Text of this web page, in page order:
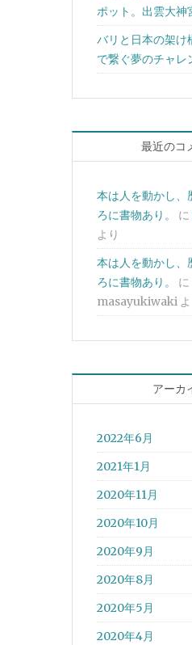
ポット。出雲大神
バリと日本の架け
で繋ぐ夢のチャレ
最近のコ
本は人を動かし、
ろに書物あり。
に
より
本は人を動かし、
ろに書物あり。
に
masayukiwaki
アーカ
2022年6月
2021年1月
2020年11月
2020年10月
2020年9月
2020年8月
2020年5月
2020年4月